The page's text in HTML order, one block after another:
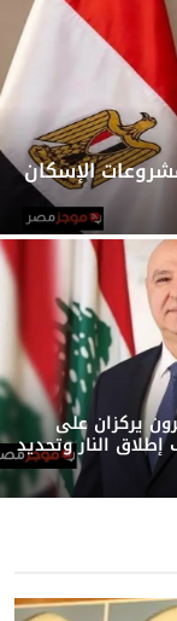
الإسكان
يركزان على
النار وتحديد